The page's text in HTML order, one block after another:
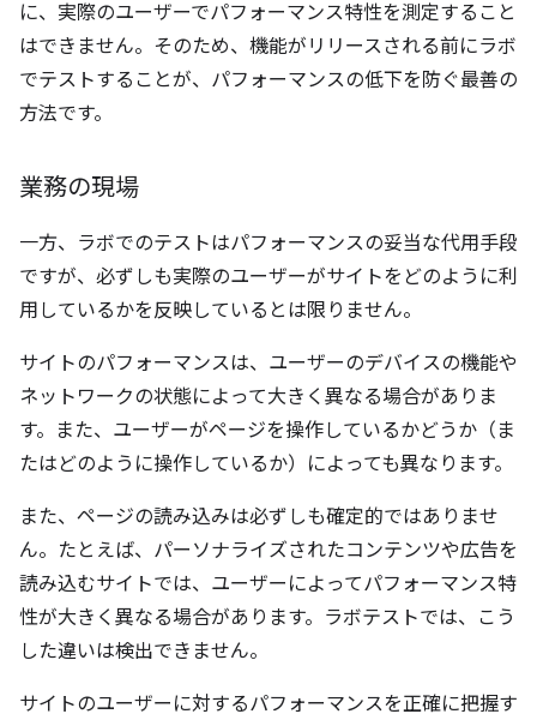
に、実際のユーザーでパフォーマンス特性を測定すること
はできません。そのため、機能がリリースされる前にラボ
でテストすることが、パフォーマンスの低下を防ぐ最善の
方法です。
業務の現場
一方、ラボでのテストはパフォーマンスの妥当な代用手段
ですが、必ずしも実際のユーザーがサイトをどのように利
用しているかを反映しているとは限りません。
サイトのパフォーマンスは、ユーザーのデバイスの機能や
ネットワークの状態によって大きく異なる場合がありま
す。また、ユーザーがページを操作しているかどうか（ま
たはどのように操作しているか）によっても異なります。
また、ページの読み込みは必ずしも確定的ではありませ
ん。たとえば、パーソナライズされたコンテンツや広告を
読み込むサイトでは、ユーザーによってパフォーマンス特
性が大きく異なる場合があります。ラボテストでは、こう
した違いは検出できません。
サイトのユーザーに対するパフォーマンスを正確に把握す